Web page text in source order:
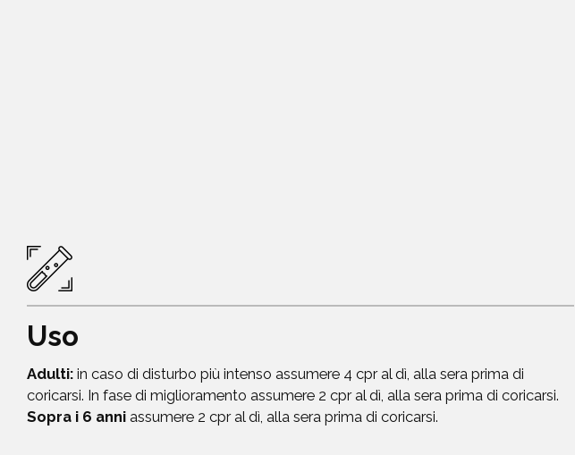
Uso
Adulti: in caso di disturbo più intenso assumere 4 cpr al dì, alla sera prima di
coricarsi. In fase di miglioramento assumere 2 cpr al dì, alla sera prima di coricarsi.
Sopra i 6 anni assumere 2 cpr al dì, alla sera prima di coricarsi.